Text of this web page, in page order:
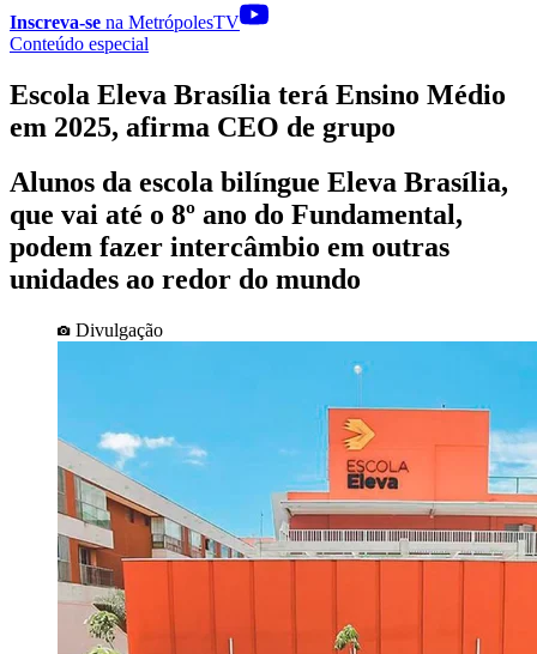
Inscreva-se na MetrópolesTV
Conteúdo especial
Escola Eleva Brasília terá Ensino Médio
em 2025, afirma CEO de grupo
Alunos da escola bilíngue Eleva Brasília,
que vai até o 8º ano do Fundamental,
podem fazer intercâmbio em outras
unidades ao redor do mundo
Divulgação